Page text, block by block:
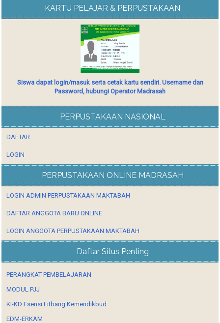
KARTU PELAJAR & PERPUSTAKAAN
Siswa dapat login/masuk serta cetak kartu sendiri. Username dan
Password, hubungi Operator Madrasah
PERPUSTAKAAN NASIONAL
DAFTAR
LOGIN
PERPUSTAKAAN ONLINE MADRASAH
LOGIN ADMIN PERPUSTAKAAN MAKTABAH
DAFTAR ANGGOTA BARU ONLINE
LOGIN ANGGOTA PERPUSTAKAAN MAKTABAH
Daftar Situs Penting
PERANGKAT PEMBELAJARAN
MODUL PJJ
KI-KD Esensi Litbang Kemendikbud
EDM-ERKAM